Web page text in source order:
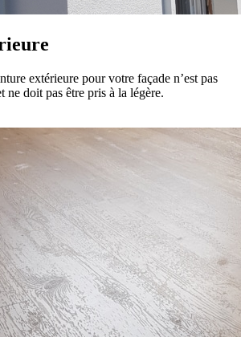
extérieure pour votre façade n’est pas
ne doit pas être pris à la légère.